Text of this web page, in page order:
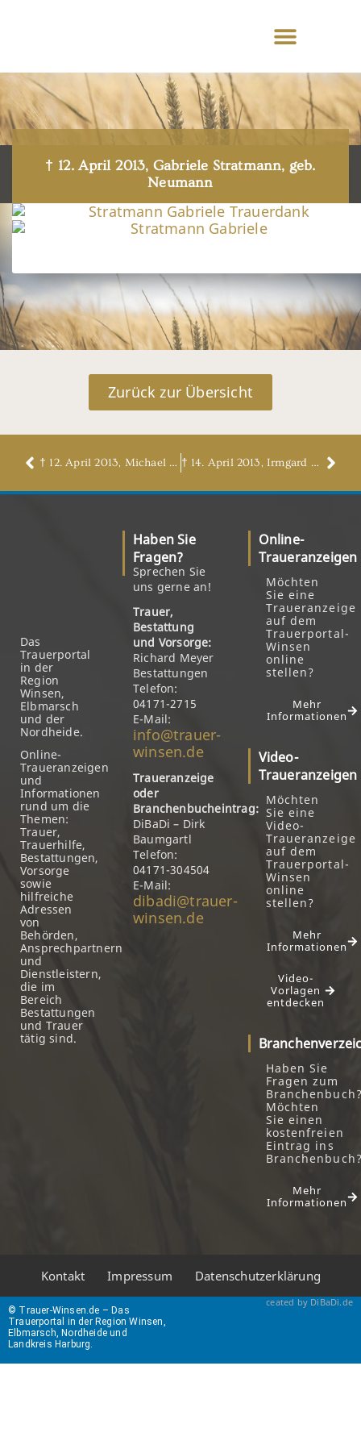
† 12. April 2013, Gabriele Stratmann, geb.
Neumann
Zurück zur Übersicht
† 12. April 2013, Michael Minareck † 14. April 2013, Irmgard Westphal, geb. Stein
Das
Trauerportal
in der
Region
Winsen,
Elbmarsch
und der
Nordheide.
Online-
Traueranzeigen
und
Informationen
rund um die
Themen:
Trauer,
Trauerhilfe,
Bestattungen,
Vorsorge
sowie
hilfreiche
Adressen
von
Behörden,
Ansprechpartnern
und
Dienstleistern,
die im
Bereich
Bestattungen
und Trauer
tätig sind.
Haben Sie
Fragen?
Sprechen Sie
uns gerne an!
Trauer,
Bestattung
und Vorsorge:
Richard Meyer
Bestattungen
Telefon:
04171-2715
E-Mail:
info@trauer-
winsen.de
Traueranzeige
oder
Branchenbucheintrag:
DiBaDi – Dirk
Baumgartl
Telefon:
04171-304504
E-Mail:
dibadi@trauer-
winsen.de
Online-
Traueranzeigen
Möchten
Sie eine
Traueranzeige
auf dem
Trauerportal-
Winsen
online
stellen?
Mehr
Informationen
Video-
Traueranzeigen
Möchten
Sie eine
Video-
Traueranzeige
auf dem
Trauerportal-
Winsen
online
stellen?
Mehr
Informationen
Video-
Vorlagen
entdecken
Haben Sie
Fragen zum
Möchten
Sie einen
kostenfreien
Eintrag ins
Mehr
Informationen
Kontakt Impressum Datenschutzerklärung
© Trauer-Winsen.de – Das
Trauerportal in der Region Winsen,
Elbmarsch, Nordheide und
Landkreis Harburg.
ceated by DiBaDi.de